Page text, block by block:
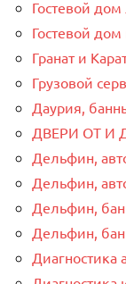
Гостевой
Гостевой
Гранат и
Грузовой
Даурия,
ДВЕРИ ОТ И
Дельфин,
Дельфин,
Дельфин,
Дельфин,
Диагностика